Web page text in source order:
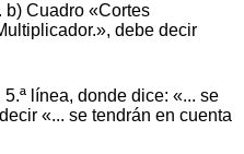
b) Cuadro «Cortes
debe decir
línea, donde dice: «... se
«... se tendrán en cuenta